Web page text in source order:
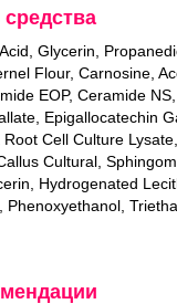
Glycerin,
Flour, Carnosine,
EOP, Ceramide
Epigallocatechin
Cell Culture
Cultural,
Hydrogenated
Phenoxyethanol,